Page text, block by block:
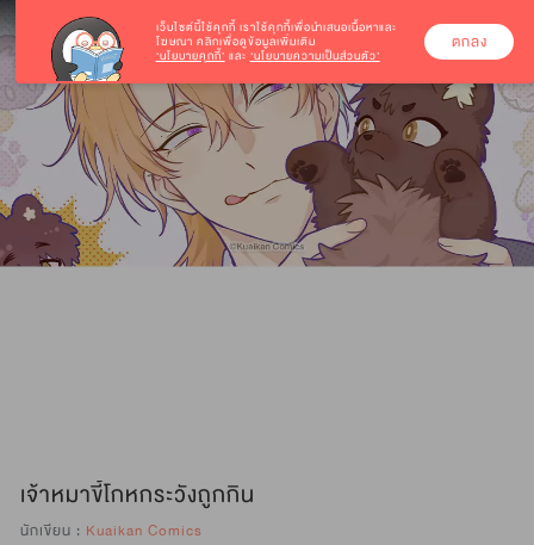
เจ้าหมาขี้โกหกระวังถูกกิน
นักเขียน : Kuaikan Comics
เว็บไซต์นี้ใช้คุกกี้ เราใช้คุกกี้เพื่อนำเสนอเนื้อหาและ
โฆษณา คลิกเพื่อดูข้อมูลเพิ่มเติม
‘นโยบายคุกกี้’ และ ‘นโยบายความเป็นส่วนตัว’
ตกลง